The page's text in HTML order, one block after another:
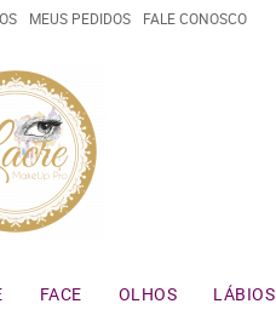
MEUS PEDIDOS FALE CONOSCO
FACE OLHOS LÁBIOS